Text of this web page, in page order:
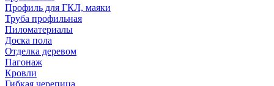
Профиль для ГКЛ, маяки
Труба профильная
Пиломатериалы
Доска пола
Отделка деревом
Пагонаж
Кровли
Гибкая черепица